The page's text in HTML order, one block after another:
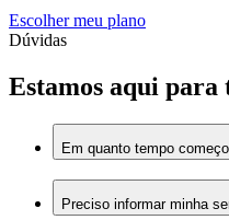
Escolher meu plano
Dúvidas
Estamos aqui para
Em quanto tempo
Preciso informar minha